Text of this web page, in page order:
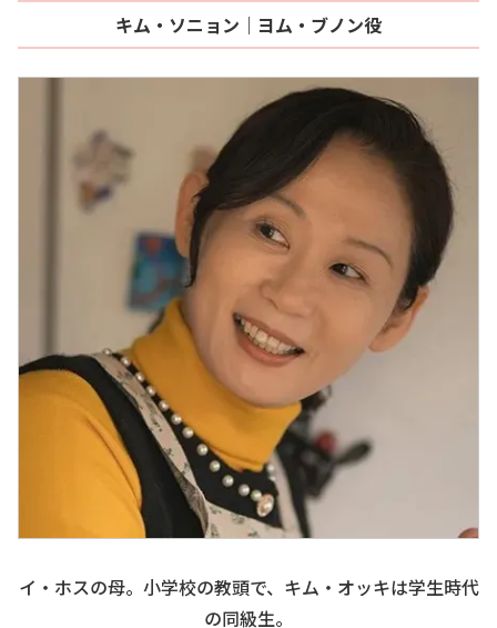
キム・ソニョン｜ヨム・ブノン役
イ・ホスの母。小学校の教頭で、キム・オッキは学生時代
の同級生。